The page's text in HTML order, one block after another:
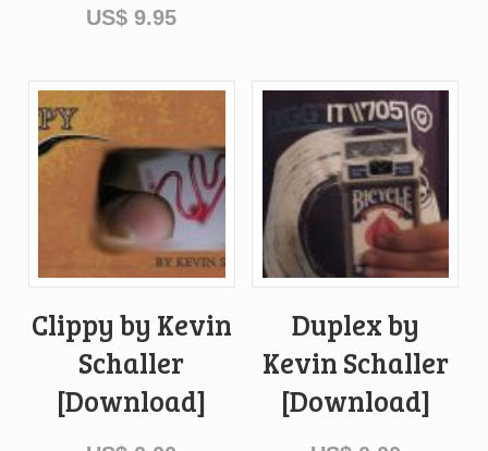
US$ 9.95
Clippy by Kevin
Schaller
[Download]
Duplex by
Kevin Schaller
[Download]